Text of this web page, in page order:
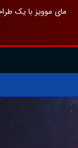
مای موویز با یک